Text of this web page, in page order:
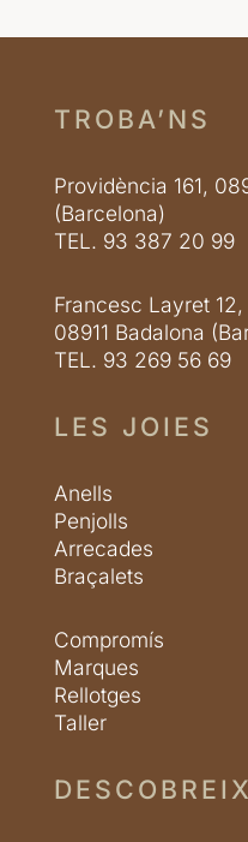
TROBA’NS
Providència 161,
(Barcelona)
TEL. 93 387 20 99
Francesc Layret 12,
08911 Badalona
TEL. 93 269 56 69
LES JOIES
Anells
Penjolls
Arrecades
Braçalets
Compromís
Marques
Rellotges
Taller
DESCOBREIX